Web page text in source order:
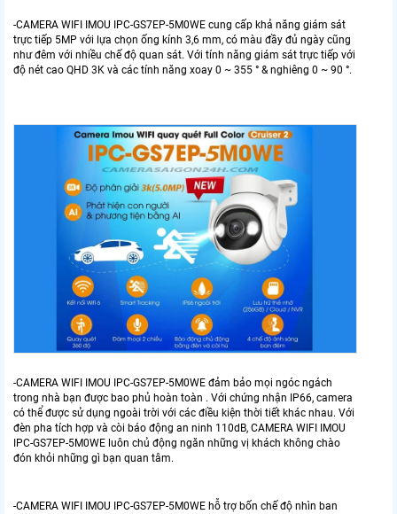
-CAMERA WIFI IMOU IPC-GS7EP-5M0WE cung cấp khả năng giám sát
trực tiếp 5MP với lựa chọn ống kính 3,6 mm, có màu đầy đủ ngày cũng
như đêm với nhiều chế độ quan sát. Với tính năng giám sát trực tiếp với
độ nét cao QHD 3K và các tính năng xoay 0 ~ 355 ° & nghiêng 0 ~ 90 °.
-CAMERA WIFI IMOU IPC-GS7EP-5M0WE đảm bảo mọi ngóc ngách
trong nhà bạn được bao phủ hoàn toàn . Với chứng nhận IP66, camera
có thể được sử dụng ngoài trời với các điều kiện thời tiết khác nhau. Với
đèn pha tích hợp và còi báo động an ninh 110dB, CAMERA WIFI IMOU
IPC-GS7EP-5M0WE luôn chủ động ngăn những vị khách không chào
đón khỏi những gì bạn quan tâm.
-CAMERA WIFI IMOU IPC-GS7EP-5M0WE hỗ trợ bốn chế độ nhìn ban